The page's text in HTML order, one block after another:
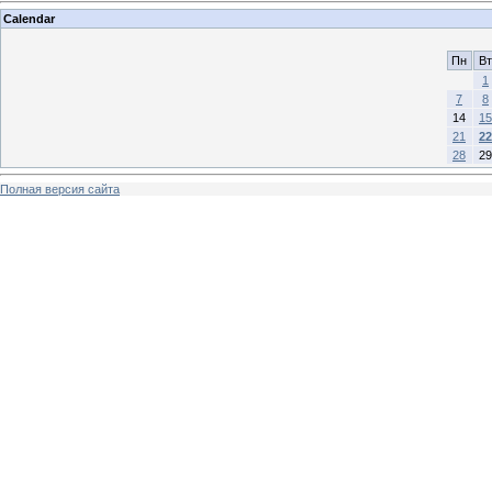
Calendar
Пн
Вт
1
7
8
14
15
21
22
28
29
Полная версия сайта